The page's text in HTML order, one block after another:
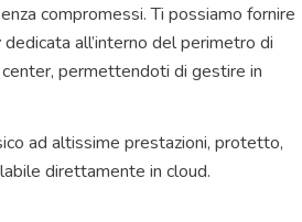
compromessi. Ti possiamo fornire
dedicata all’interno del perimetro di
permettendoti di gestire in
ad altissime prestazioni, protetto,
direttamente in cloud.